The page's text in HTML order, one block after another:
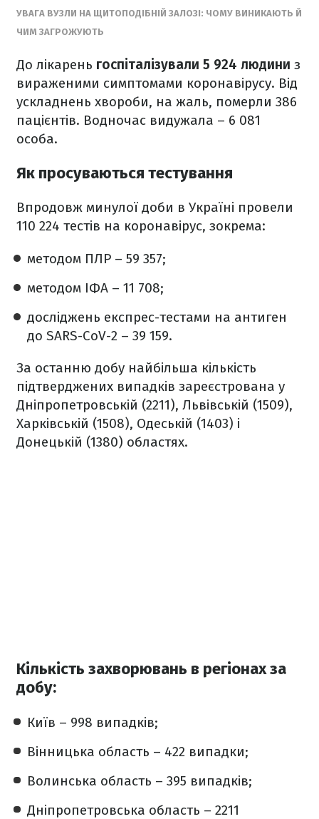
УВАГА ВУЗЛИ НА ЩИТОПОДІБНІЙ ЗАЛОЗІ: ЧОМУ ВИНИКАЮТЬ Й
ЧИМ ЗАГРОЖУЮТЬ
До лікарень госпіталізували 5 924 людини з
вираженими симптомами коронавірусу. Від
ускладнень хвороби, на жаль, померли 386
пацієнтів. Водночас видужала – 6 081
особа.
Як просуваються тестування
Впродовж минулої доби в Україні провели
110 224 тестів на коронавірус, зокрема:
методом ПЛР – 59 357;
методом ІФА – 11 708;
досліджень експрес-тестами на антиген
до SARS-CoV-2 – 39 159.
За останню добу найбільша кількість
підтверджених випадків зареєстрована у
Дніпропетровській (2211), Львівській (1509),
Харківській (1508), Одеській (1403) і
Донецькій (1380) областях.
Кількість захворювань в регіонах за
добу:
Київ – 998 випадків;
Вінницька область – 422 випадки;
Волинська область – 395 випадків;
Дніпропетровська область – 2211